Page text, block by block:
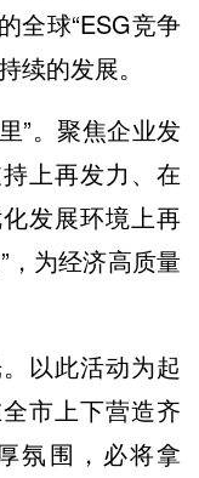
全球“ESG竞争
续的发展。
”。聚焦企业发
上再发力、在
发展环境上再
，为经济高质量
以此活动为起
市上下营造齐
氛围，必将拿